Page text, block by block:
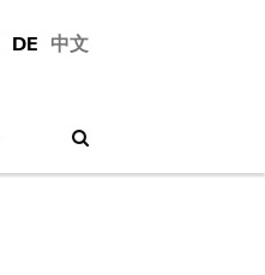
DE 中文